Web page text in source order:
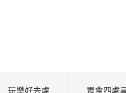
玩樂好去處 胃食四處